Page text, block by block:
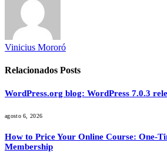
Vinicius Mororó
Relacionados Posts
WordPress.org blog: WordPress 7.0.3
agosto 6, 2026
How to Price Your Online Course: One-
Membership